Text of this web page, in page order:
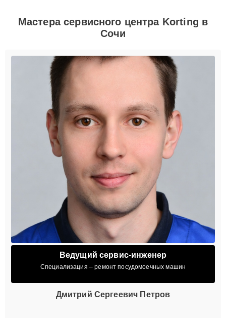
Мастера сервисного центра Korting в
Сочи
Ведущий сервис-инженер
Специализация – ремонт посудомоечных машин
Дмитрий Сергеевич Петров